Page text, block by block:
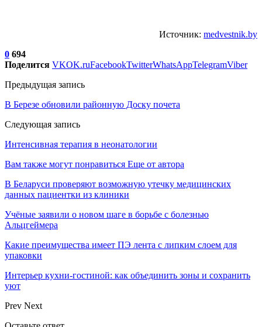
Источник: medvestnik.by
0 694
Поделится VKOK.ruFacebookTwitterWhatsAppTelegramViber
Предыдущая запись
В Березе обновили районную Доску почета
Следующая запись
Интенсивная терапия в неонатологии
Вам также могут понравиться Еще от автора
В Беларуси проверяют возможную утечку медицинских
данных пациентки из клиники
Учёные заявили о новом шаге в борьбе с болезнью
Альцгеймера
Какие преимущества имеет ПЭ лента с липким слоем для
упаковки
Интерьер кухни-гостиной: как объединить зоны и сохранить
уют
Prev Next